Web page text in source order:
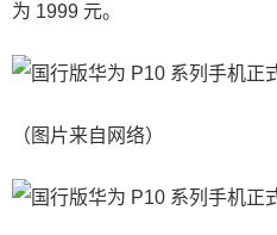
为 1999 元。
（图片来自网络）